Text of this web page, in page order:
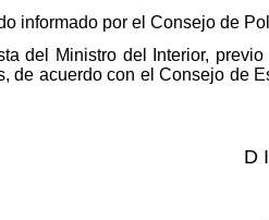
informado por el Consejo de
del Ministro del Interior,
de acuerdo con el Consejo de
D